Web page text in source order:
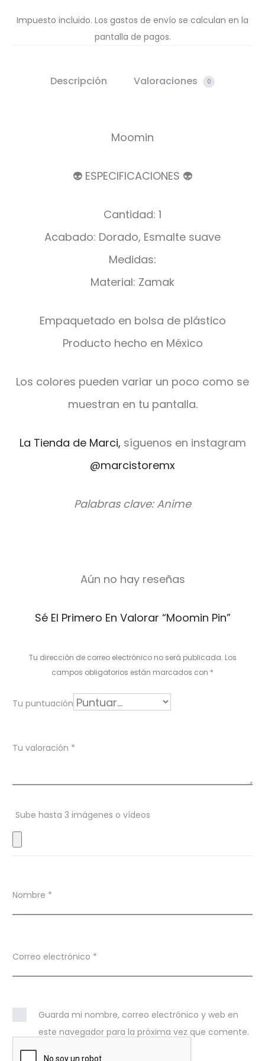
Impuesto incluido. Los gastos de envío se calculan en la
pantalla de pagos.
Descripción Valoraciones 0
Moomin
👽 ESPECIFICACIONES 👽
Cantidad: 1
Acabado: Dorado, Esmalte suave
Medidas:
Material: Zamak
Empaquetado en bolsa de plástico
Producto hecho en México
Los colores pueden variar un poco como se
muestran en tu pantalla.
La Tienda de Marci, síguenos en instagram
@marcistoremx
Palabras clave: Anime
r
i
o
e
s
Aún no hay reseñas
Sé El Primero En Valorar “Moomin Pin”
Tu dirección de correo electrónico no será publicada. Los
campos obligatorios están marcados con *
Tu puntuación
Tu valoración *
Sube hasta 3 imágenes o vídeos
Nombre *
Correo electrónico *
Guarda mi nombre, correo electrónico y web en
este navegador para la próxima vez que comente.